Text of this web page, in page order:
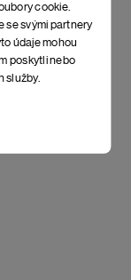
cookie.
se svými partnery
údaje mohou
poskytli nebo
služby.